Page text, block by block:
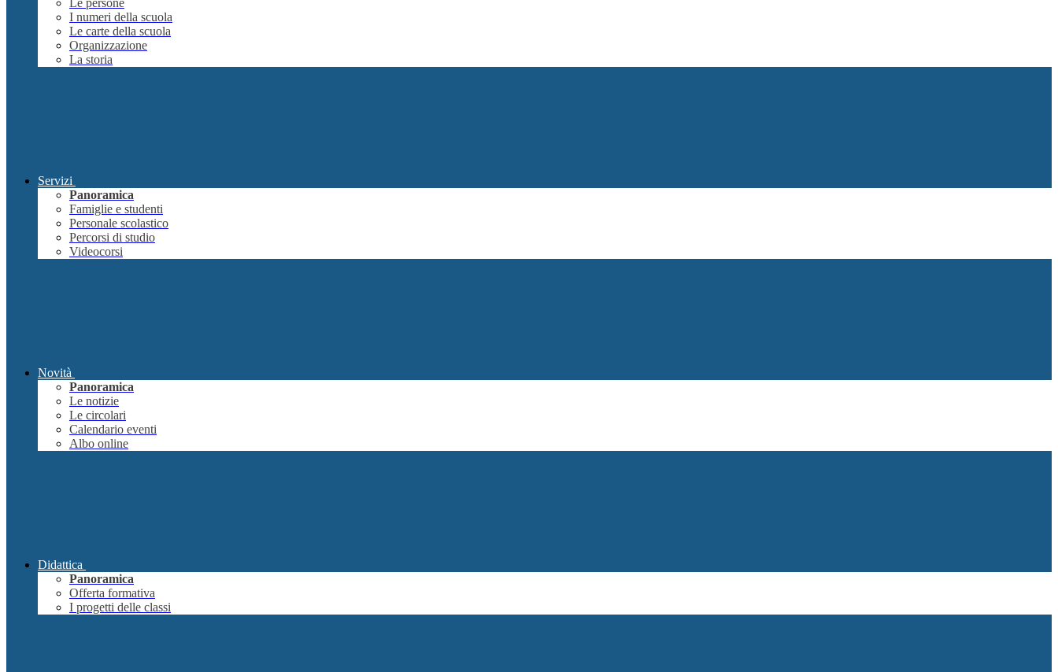
Le persone
I numeri della scuola
Le carte della scuola
Organizzazione
La storia
Servizi
Panoramica
Famiglie e studenti
Personale scolastico
Percorsi di studio
Videocorsi
Novità
Panoramica
Le notizie
Le circolari
Calendario eventi
Albo online
Didattica
Panoramica
Offerta formativa
I progetti delle classi